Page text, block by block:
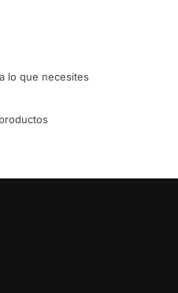
lo que necesites